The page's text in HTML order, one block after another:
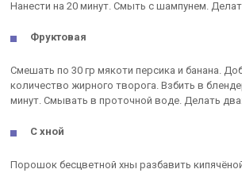
Нанести на 20 минут. Смыть с шампунем.
Фруктовая
Смешать по 30 гр мякоти персика и банана.
количество жирного творога. Взбить в
минут. Смывать в проточной воде. Делать
С хной
Порошок бесцветной хны разбавить